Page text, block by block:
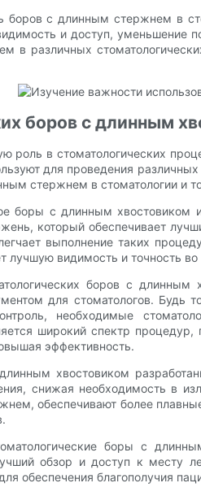
боров с длинным стержнем в
и доступ, уменьшение
в различных
боров с длинным
в стоматологических
для проведения
стержнем в стоматологии и
боры с длинным
который обеспечивает
выполнение таких
лучшую видимость и точность
боров с длинным
для стоматологов. Будь
необходимые
широкий спектр
эффективность.
хвостовиком
снижая необходимость в
обеспечивают более
боры с
обзор и доступ к месту
обеспечения благополучия